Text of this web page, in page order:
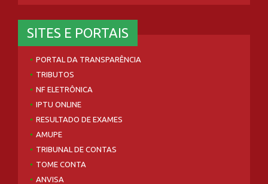
SITES E PORTAIS
PORTAL DA TRANSPARÊNCIA
TRIBUTOS
NF ELETRÔNICA
IPTU ONLINE
RESULTADO DE EXAMES
AMUPE
TRIBUNAL DE CONTAS
TOME CONTA
ANVISA